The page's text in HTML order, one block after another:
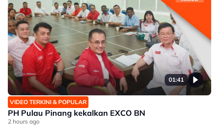
01:41
VIDEO TERKINI & POPULAR
PH Pulau Pinang kekalkan EXCO BN
2 hours ago